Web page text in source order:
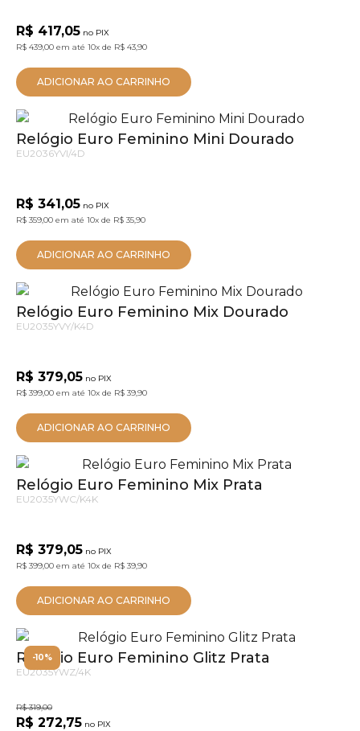
R$ 417,05 no PIX
R$ 439,00 em até 10x de R$ 43,90
ADICIONAR AO CARRINHO
Relógio Euro Feminino Mini Dourado
EU2036YVI/4D
R$ 341,05 no PIX
R$ 359,00 em até 10x de R$ 35,90
ADICIONAR AO CARRINHO
Relógio Euro Feminino Mix Dourado
EU2035YVY/K4D
R$ 379,05 no PIX
R$ 399,00 em até 10x de R$ 39,90
ADICIONAR AO CARRINHO
Relógio Euro Feminino Mix Prata
EU2035YWC/K4K
R$ 379,05 no PIX
R$ 399,00 em até 10x de R$ 39,90
ADICIONAR AO CARRINHO
-10%
Relógio Euro Feminino Glitz Prata
EU2035YWZ/4K
R$ 319,00
R$ 272,75 no PIX